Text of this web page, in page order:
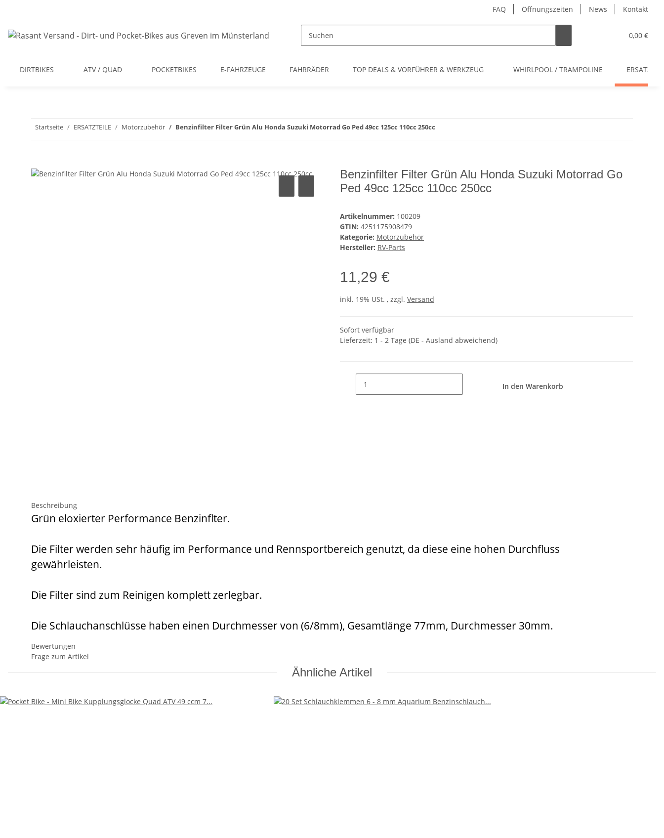
FAQ Öffnungszeiten News Kontakt
0,00 €
DIRTBIKES ATV / QUAD POCKETBIKES E-FAHRZEUGE FAHRRÄDER TOP DEALS & VORFÜHRER & WERKZEUG WHIRLPOOL / TRAMPOLINE
Startseite ERSATZTEILE Motorzubehör Benzinfilter Filter Grün Alu Honda Suzuki Motorrad Go Ped 49cc 125cc 110cc 250cc
Benzinfilter Filter Grün Alu Honda Suzuki Motorrad Go
Ped 49cc 125cc 110cc 250cc
Artikelnummer: 100209
GTIN: 4251175908479
Kategorie: Motorzubehör
Hersteller: RV-Parts
11,29 €
inkl. 19% USt. , zzgl. Versand
Sofort verfügbar
Lieferzeit: 1 - 2 Tage (DE - Ausland abweichend)
In den Warenkorb
Beschreibung
Grün eloxierter Performance Benzinflter.
Die Filter werden sehr häufig im Performance und Rennsportbereich genutzt, da diese eine hohen Durchfluss
gewährleisten.
Die Filter sind zum Reinigen komplett zerlegbar.
Die Schlauchanschlüsse haben einen Durchmesser von (6/8mm), Gesamtlänge 77mm, Durchmesser 30mm.
Bewertungen
Frage zum Artikel
Ähnliche Artikel